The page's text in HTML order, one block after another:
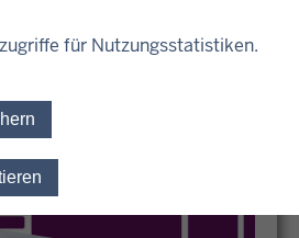
für Nutzungsstatistiken.